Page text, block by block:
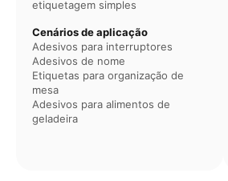
etiquetagem simples
Cenários de aplicação
Adesivos para interruptores
Adesivos de nome
Etiquetas para organização de
mesa
Adesivos para alimentos de
geladeira